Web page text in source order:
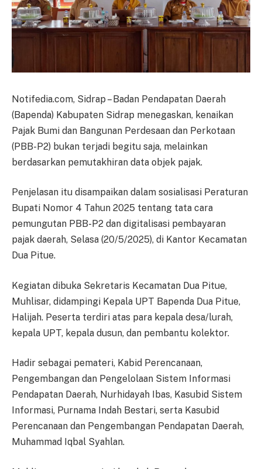
Notifedia.com, Sidrap – Badan Pendapatan Daerah
(Bapenda) Kabupaten Sidrap menegaskan, kenaikan
Pajak Bumi dan Bangunan Perdesaan dan Perkotaan
(PBB-P2) bukan terjadi begitu saja, melainkan
berdasarkan pemutakhiran data objek pajak.
Penjelasan itu disampaikan dalam sosialisasi Peraturan
Bupati Nomor 4 Tahun 2025 tentang tata cara
pemungutan PBB-P2 dan digitalisasi pembayaran
pajak daerah, Selasa (20/5/2025), di Kantor Kecamatan
Dua Pitue.
Kegiatan dibuka Sekretaris Kecamatan Dua Pitue,
Muhlisar, didampingi Kepala UPT Bapenda Dua Pitue,
Halijah. Peserta terdiri atas para kepala desa/lurah,
kepala UPT, kepala dusun, dan pembantu kolektor.
Hadir sebagai pemateri, Kabid Perencanaan,
Pengembangan dan Pengelolaan Sistem Informasi
Pendapatan Daerah, Nurhidayah Ibas, Kasubid Sistem
Informasi, Purnama Indah Bestari, serta Kasubid
Perencanaan dan Pengembangan Pendapatan Daerah,
Muhammad Iqbal Syahlan.